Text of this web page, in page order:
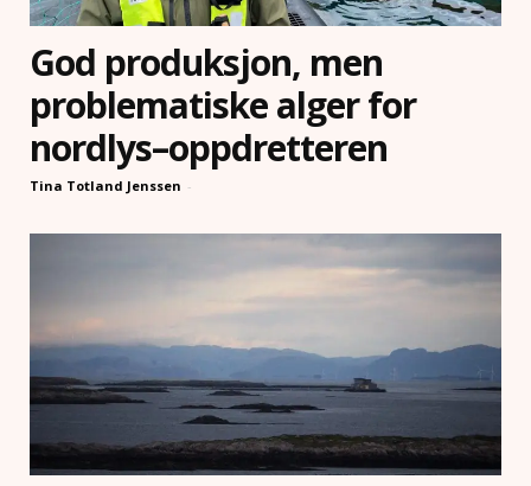
God produksjon, men
problematiske alger for
nordlys–oppdretteren
Tina Totland Jenssen -